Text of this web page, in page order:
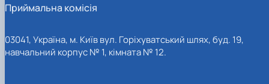
Приймальна комісія
03041, Україна, м. Київ вул. Горіхуватський шлях, буд. 19,
навчальний корпус № 1, кімната № 12.